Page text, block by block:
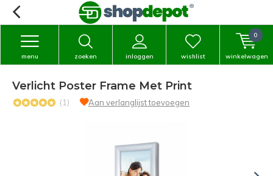
zoeken inloggen
menu wishlist winkelwagen
0
Verlicht Poster Frame Met Print
(1) Aan verlanglijst toevoegen